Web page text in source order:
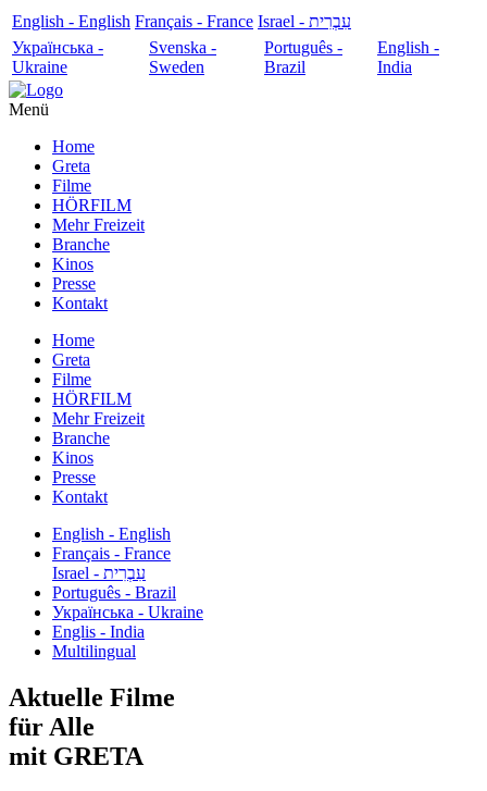
English - English Français - France
עִבְרִית - Israel
Українська -
Ukraine
Svenska -
Sweden
Português -
Brazil
English -
India
Menü
Home
Greta
Filme
HÖRFILM
Mehr Freizeit
Branche
Kinos
Presse
Kontakt
Home
Greta
Filme
HÖRFILM
Mehr Freizeit
Branche
Kinos
Presse
Kontakt
English - English
Français - France
עִבְרִית - Israel
Português - Brazil
Українська - Ukraine
Englis - India
Multilingual
Aktuelle Filme
für Alle
mit GRETA